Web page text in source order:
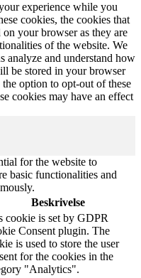
experience while you
cookies, the cookies that
on your browser as they are
of the website. We
analyze and understand how
be stored in your browser
option to opt-out of these
cookies may have an effect
for the website to
basic functionalities and
Beskrivelse
cookie is set by GDPR
Consent plugin. The
is used to store the user
for the cookies in the
"Analytics".